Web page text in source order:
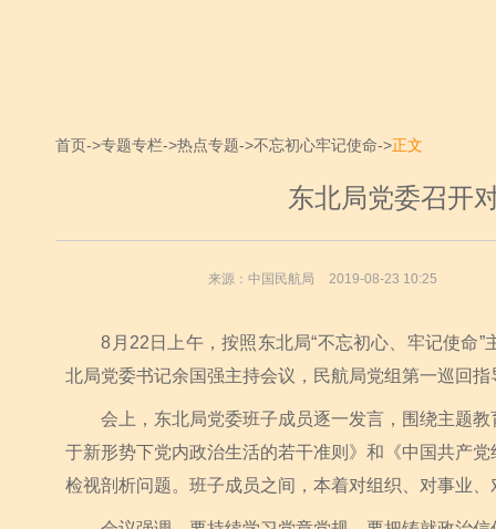
首页->专题专栏->热点专题->不忘初心牢记使命->正文
东北局党委召开
来源：中国民航局 2019-08-23 10:25
8月22日上午，按照东北局“不忘初心、牢记使命”
北局党委书记余国强主持会议，民航局党组第一巡回
会上，东北局党委班子成员逐一发言，围绕主题教
于新形势下党内政治生活的若干准则》和《中国共产
检视剖析问题。班子成员之间，本着对组织、对事业